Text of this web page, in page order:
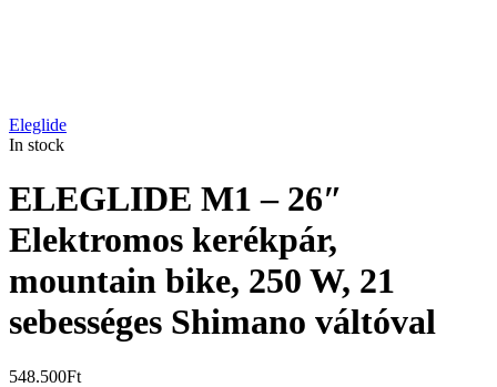
Eleglide
In stock
ELEGLIDE M1 – 26″
Elektromos kerékpár,
mountain bike, 250 W, 21
sebességes Shimano váltóval
548.500Ft